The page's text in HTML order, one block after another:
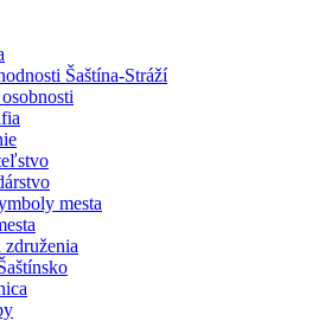
Šaštína-Stráží
mesta
združenia